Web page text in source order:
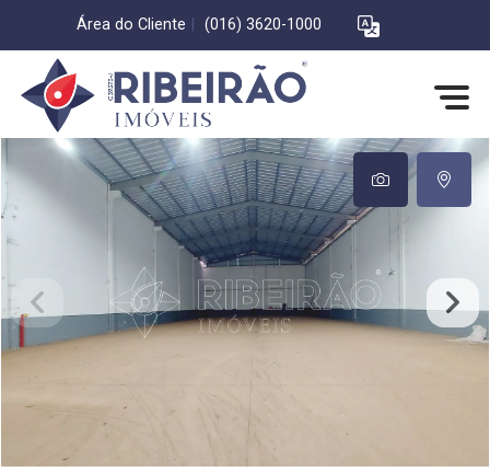
Área do Cliente (016) 3620-1000